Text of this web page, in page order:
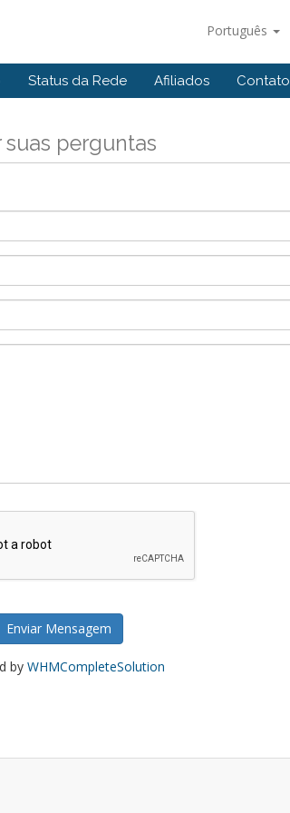
Português
Status da Rede Afiliados Contato
perguntas
Enviar Mensagem
by WHMCompleteSolution